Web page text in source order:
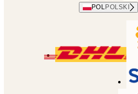
POL POLSKI